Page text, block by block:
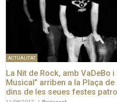
ACTUALITAT
La Nit de Rock, amb VaDeBo
Musical” arriben a la Plaça
dins de les seues festes